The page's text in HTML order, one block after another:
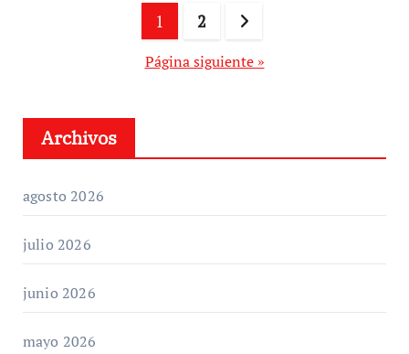
Paginación
1 2
Página siguiente »
Archivos
agosto 2026
julio 2026
junio 2026
mayo 2026